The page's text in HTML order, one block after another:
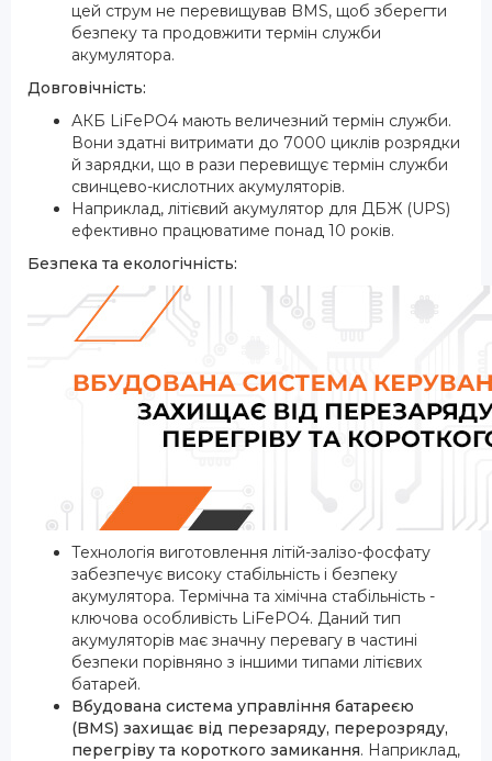
цей струм не перевищував BMS, щоб зберегти
безпеку та продовжити термін служби
акумулятора.
Довговічність:
АКБ LiFePO4 мають величезний термін служби.
Вони здатні витримати до 7000 циклів розрядки
й зарядки, що в рази перевищує термін служби
свинцево-кислотних акумуляторів.
Наприклад, літієвий акумулятор для ДБЖ (UPS)
ефективно працюватиме понад 10 років.
Безпека та екологічність:
Технологія виготовлення літій-залізо-фосфату
забезпечує високу стабільність і безпеку
акумулятора. Термічна та хімічна стабільність -
ключова особливість LiFePO4. Даний тип
акумуляторів має значну перевагу в частині
безпеки порівняно з іншими типами літієвих
батарей.
Вбудована система управління батареєю
(BMS) захищає від перезаряду, перерозряду,
перегріву та короткого замикання. Наприклад,